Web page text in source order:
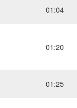
01:04
01:20
01:25